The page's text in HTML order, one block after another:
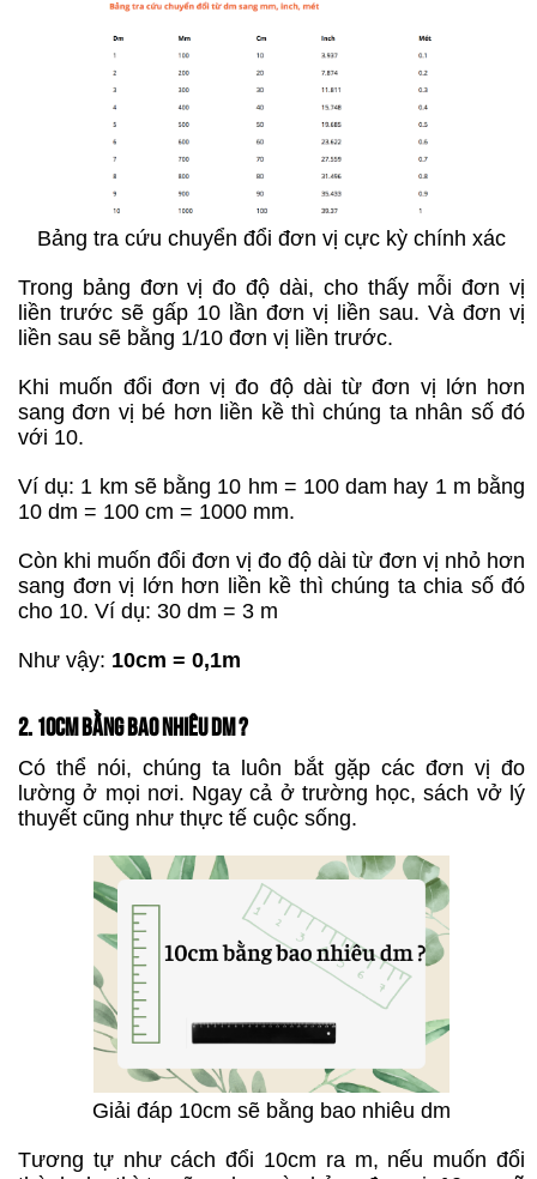
Bảng tra cứu chuyển đổi đơn vị cực kỳ chính xác
Trong bảng đơn vị đo độ dài, cho thấy mỗi đơn vị
liền trước sẽ gấp 10 lần đơn vị liền sau. Và đơn vị
liền sau sẽ bằng 1/10 đơn vị liền trước.
Khi muốn đổi đơn vị đo độ dài từ đơn vị lớn hơn
sang đơn vị bé hơn liền kề thì chúng ta nhân số đó
với 10.
Ví dụ: 1 km sẽ bằng 10 hm = 100 dam hay 1 m bằng
10 dm = 100 cm = 1000 mm.
Còn khi muốn đổi đơn vị đo độ dài từ đơn vị nhỏ hơn
sang đơn vị lớn hơn liền kề thì chúng ta chia số đó
cho 10. Ví dụ: 30 dm = 3 m
Như vậy: 10cm = 0,1m
2. 10CM BẰNG BAO NHIÊU DM ?
Có thể nói, chúng ta luôn bắt gặp các đơn vị đo
lường ở mọi nơi. Ngay cả ở trường học, sách vở lý
thuyết cũng như thực tế cuộc sống.
Giải đáp 10cm sẽ bằng bao nhiêu dm
Tương tự như cách đổi 10cm ra m, nếu muốn đổi